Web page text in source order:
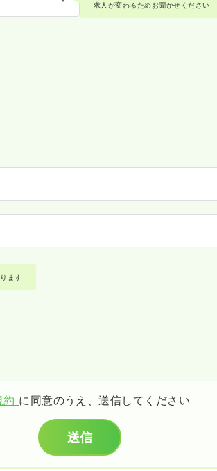
求人が変わるためお聞かせください
ます
約 に同意のうえ、送信してください
送信